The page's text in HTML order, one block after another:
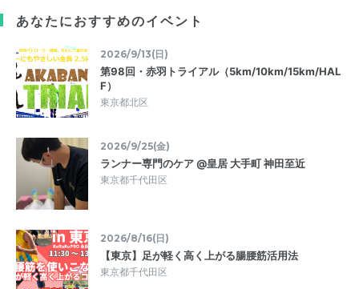
あなたにおすすめのイベント
2026/9/13(日)
第98回・赤羽トライアル（5km/10km/15km/HAL
F）
東京都北区
2026/9/25(金)
ランナー専門のケア @皇居 大手町 神田至近
東京都千代田区
2026/8/16(日)
【東京】足が軽く高く上がる腸腰筋活用法
東京都千代田区